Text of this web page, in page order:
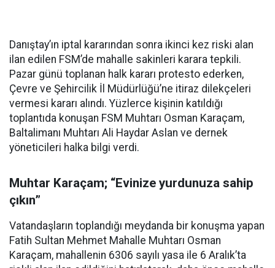
Danıştay’ın iptal kararından sonra ikinci kez riski alan
ilan edilen FSM’de mahalle sakinleri karara tepkili.
Pazar günü toplanan halk kararı protesto ederken,
Çevre ve Şehircilik İl Müdürlüğü’ne itiraz dilekçeleri
vermesi kararı alındı. Yüzlerce kişinin katıldığı
toplantıda konuşan FSM Muhtarı Osman Karaçam,
Baltalimanı Muhtarı Ali Haydar Aslan ve dernek
yöneticileri halka bilgi verdi.
Muhtar Karaçam; “Evinize yurdunuza sahip
çıkın”
Vatandaşların toplandığı meydanda bir konuşma yapan
Fatih Sultan Mehmet Mahalle Muhtarı Osman
Karaçam, mahallenin 6306 sayılı yasa ile 6 Aralık’ta